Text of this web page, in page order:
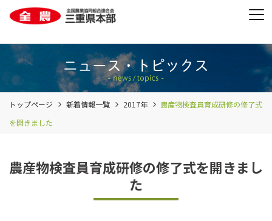
トップページ 新着情報一覧 2017年
農産物検査員育成研修の修了式
を開きました
農産物検査員育成研修の修了式を開きまし
た